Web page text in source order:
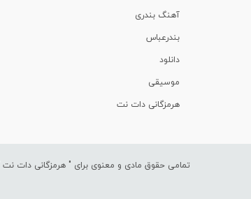
آهنگ بندری
بندرعباس
دانلود
موسیقی
هرمزگانی دات نت
تمامی حقوق مادی و معنوی برای " هرمزگانی دات نت